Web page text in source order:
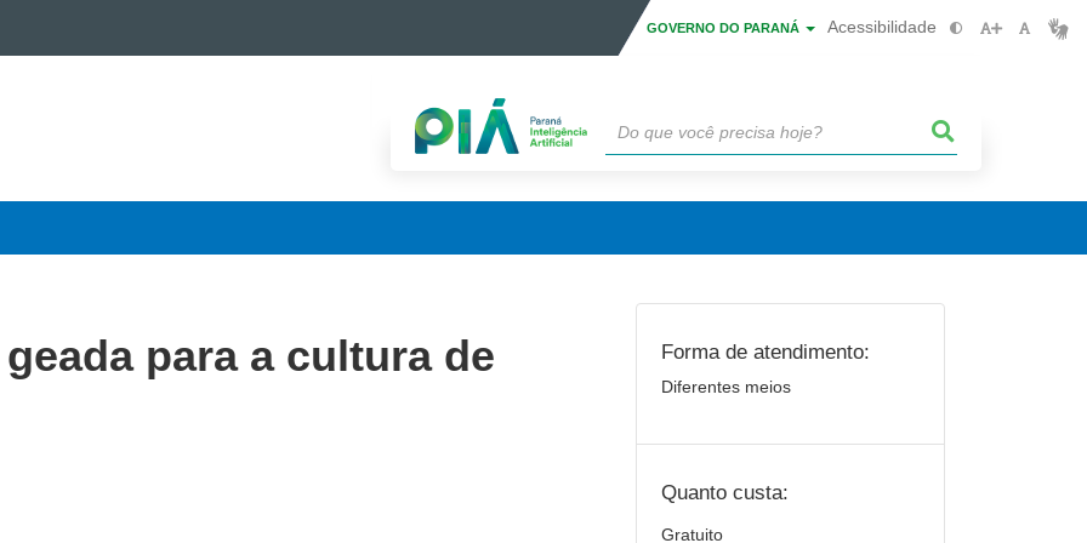
GOVERNO DO PARANÁ Acessibilidade
para a cultura de
Forma de atendimento:
Diferentes meios
Quanto custa:
Gratuito